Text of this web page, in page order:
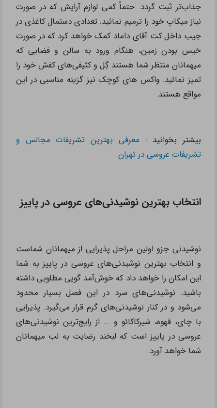
جذاب‌تر ثبت گردد. حتماً کمی لوازم آرایش که در صورت
نیاز میکاپ خود را ترمیم نمائید. تعدادی دستمال کاغذی در
جیب داخل کت آقای داماد کمک خواهد کرد که در صورت
خیس بودن زمین، هنگام ورود به سالن و فضایی که
میهمانان منتظر شما هستند گِل و کثیفی‌های کفش خود را
تمیز نمائید. واکس های کوچک نیز گزینه مناسبی در این
مواقع هستند.
بیشتر بخوانید : معرفی بهترین تشریفات مجالس و
تشریفات عروسی در تهران
انتخاب بهترین نوشیدنی‌های عروسی در پاییز
نوشیدنی جزو اولین مراحل پذیرایی از میهمانان شماست
و انتخاب بهترین نوشیدنی‌های عروسی در پاییز به شما
این امکان را خواهد داد که خوش‌آمد گویی مطلوبی داشته
باشید. نوشیدنی‌های سرد در این فصل بسیار محدود
می‌شود و در کنار نوشیدنی‌های گرم قرار می‌گیرد. پذیرایی
با چای، قهوه، شیرکاکائو و ... از رایج‌ترین نوشیدنی‌های
عروسی در پاییز است که لبخند رضایت به لب میهمانان
شما خواهد آورد.